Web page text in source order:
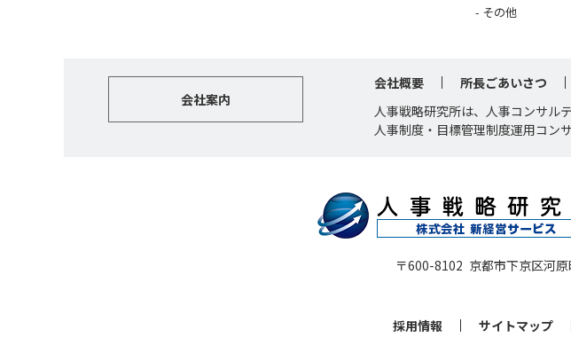
その他
会社案内
会社概要 所長ごあいさつ
人事戦略研究所は、人事コンサル
人事制度・目標管理制度運用コン
〒600-8102 京都市下京区河
採用情報 サイトマップ